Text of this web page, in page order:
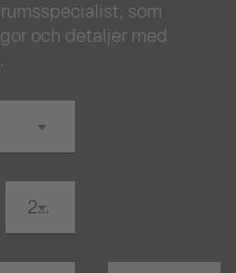
som
och detaljer med
20 km